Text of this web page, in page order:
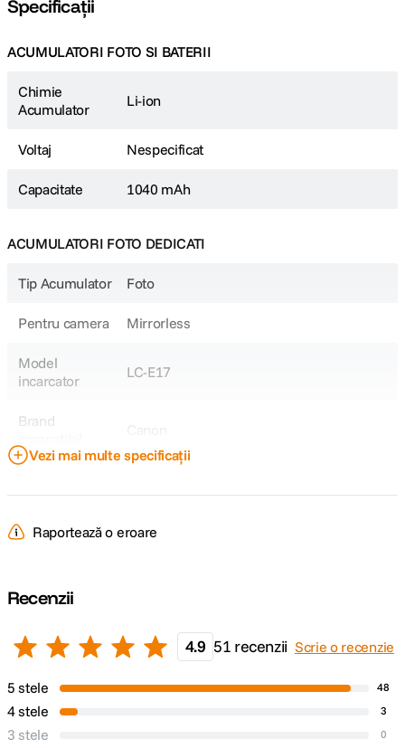
Specificații
ACUMULATORI FOTO SI BATERII
Chimie
Acumulator
Li-ion
Voltaj Nespecificat
Capacitate 1040 mAh
ACUMULATORI FOTO DEDICATI
Tip Acumulator Foto
Pentru camera Mirrorless
Model
incarcator
LC-E17
Brand
Acumulator
Canon EOS M3 Canon EOS M5 Canon
DETALII PRODUCATOR
Cod producator 9967B002AA
Vezi mai multe specificații
Raportează o eroare
Recenzii
4.9 51 recenzii Scrie o recenzie
5 stele 48
4 stele 3
3 stele 0